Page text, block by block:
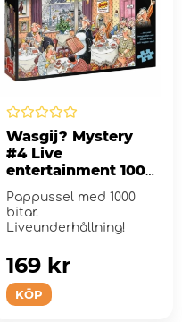
Wasgij? Mystery
#4 Live
entertainment 1000
Bitar
Pappussel med 1000
bitar.
Liveunderhållning!
KÖP
169 kr